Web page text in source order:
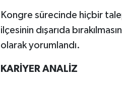
Kongre sürecinde hiçbir
ilçesinin dışarıda
olarak yorumlandı.
KARİYER ANALİZ